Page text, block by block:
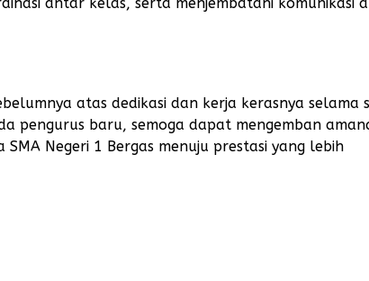
atas dedikasi dan kerja kerasnya selama
pengurus baru, semoga dapat mengemban
Negeri 1 Bergas menuju prestasi yang lebih